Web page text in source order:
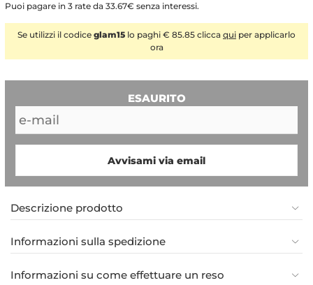
Puoi pagare in 3 rate da 33.67€ senza interessi.
Se utilizzi il codice glam15 lo paghi € 85.85 clicca qui per applicarlo
ora
ESAURITO
Avvisami via email
Descrizione prodotto
Informazioni sulla spedizione
Informazioni su come effettuare un reso